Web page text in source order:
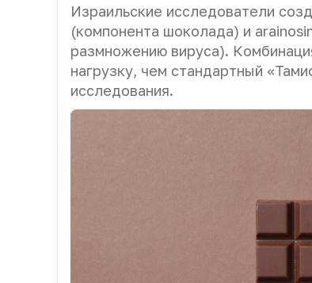
Израильские исследователи
(компонента шоколада) и
размножению вируса).
нагрузку, чем стандартный
исследования.